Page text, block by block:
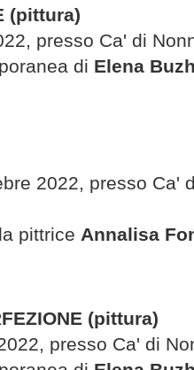
(pittura)
presso Ca' di
di Elena
2022, presso Ca'
pittrice Annalisa
(pittura)
presso Ca' di